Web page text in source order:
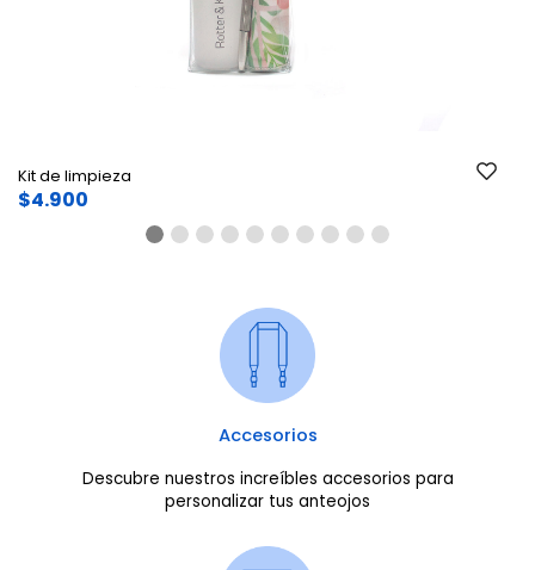
Kit de limpieza
$4.900
Accesorios
Descubre nuestros increíbles accesorios para
personalizar tus anteojos